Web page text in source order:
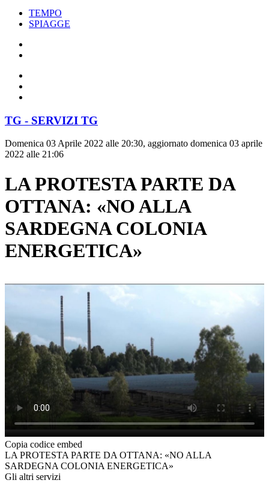
TEMPO
SPIAGGE
TG - SERVIZI TG
Domenica 03 Aprile 2022 alle 20:30, aggiornato domenica 03 aprile
2022 alle 21:06
LA PROTESTA PARTE DA
OTTANA: «NO ALLA
SARDEGNA COLONIA
ENERGETICA»
Copia codice embed
LA PROTESTA PARTE DA OTTANA: «NO ALLA
SARDEGNA COLONIA ENERGETICA»
Gli altri servizi